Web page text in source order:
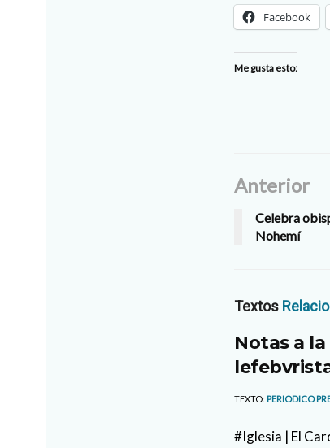
Facebook
Me gusta esto:
Anterior
Celebra
Nohemí
Textos
Notas a
TEXTO: PERIODICO
#Iglesia | El